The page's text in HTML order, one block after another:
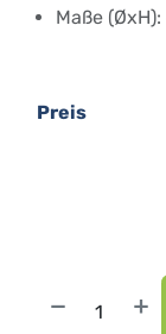
Maße
Preis